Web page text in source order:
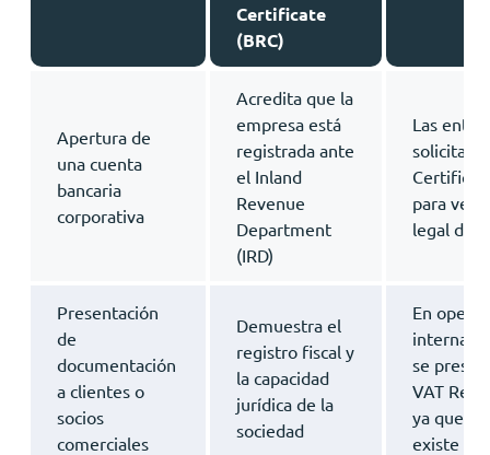
Certificate
(BRC)
Apertura de
una cuenta
bancaria
corporativa
Acredita que la
empresa está
registrada ante
el Inland
Revenue
Department
(IRD)
Las
solicitar
para
legal de
Presentación
de
documentación
a clientes o
socios
comerciales
Demuestra el
registro fiscal y
la capacidad
jurídica de la
sociedad
En
se
VAT
ya que
existe en